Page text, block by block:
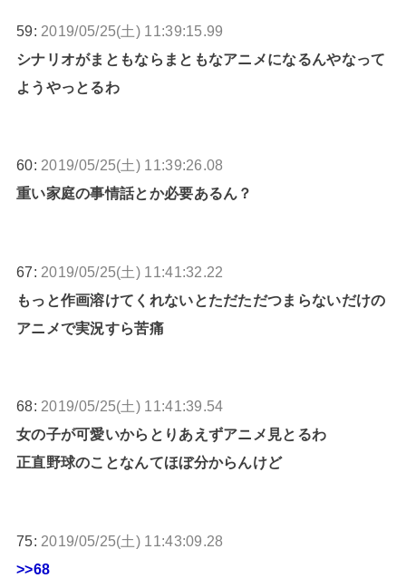
59: 2019/05/25(土) 11:39:15.99
シナリオがまともならまともなアニメになるんやなって
ようやっとるわ
60: 2019/05/25(土) 11:39:26.08
重い家庭の事情話とか必要あるん？
67: 2019/05/25(土) 11:41:32.22
もっと作画溶けてくれないとただただつまらないだけの
アニメで実況すら苦痛
68: 2019/05/25(土) 11:41:39.54
女の子が可愛いからとりあえずアニメ見とるわ
正直野球のことなんてほぼ分からんけど
75: 2019/05/25(土) 11:43:09.28
>>68